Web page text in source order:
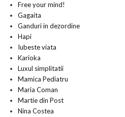
Free your mind!
Gagaita
Ganduri in dezordine
Hapi
Iubeste viata
Karioka
Luxul simplitatii
Mamica Pediatru
Maria Coman
Martie din Post
Nina Costea